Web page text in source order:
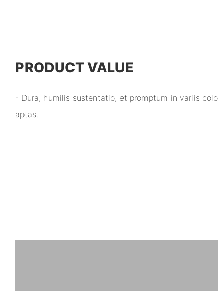
PRODUCT VALUE
- Dura, humilis sustentatio, et promptum in variis
aptas.